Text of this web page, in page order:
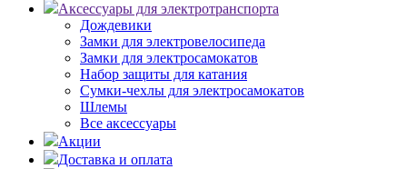
Аксессуары для электротранспорта
Дождевики
Замки для электровелосипеда
Замки для электросамокатов
Набор защиты для катания
Сумки-чехлы для электросамокатов
Шлемы
Все аксессуары
Акции
Доставка и оплата